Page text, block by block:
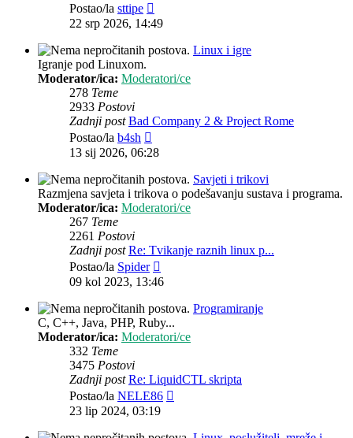
Postao/la sttipe
post
22 srp 2026, 14:49
Linux i igre
Igranje pod Linuxom.
Moderator/ica: Moderatori/ce
278 Teme
2933 Postovi
Zadnji post Bad Company 2 & Project Rome
Postao/la b4sh
post
13 sij 2026, 06:28
Savjeti i trikovi
Razmjena savjeta i trikova o podešavanju sustava i programa.
Moderator/ica: Moderatori/ce
267 Teme
2261 Postovi
Zadnji post Re: Tvikanje raznih linux p...
Postao/la Spider
post
09 kol 2023, 13:46
Programiranje
C, C++, Java, PHP, Ruby...
Moderator/ica: Moderatori/ce
332 Teme
3475 Postovi
Zadnji post Re: LiquidCTL skripta
Postao/la NELE86
23 lip 2024, 03:19